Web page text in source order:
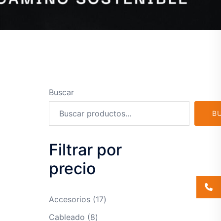
Buscar
Filtrar por
precio
Accesorios 1717
Cableado 88